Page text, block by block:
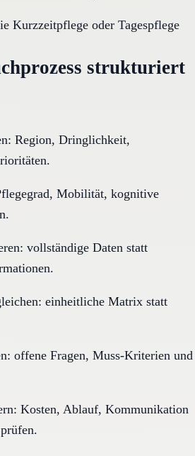
Kurzzeitpflege oder Tagespflege
strukturiert
Region, Dringlichkeit,
Mobilität, kognitive
vollständige Daten statt
einheitliche Matrix statt
offene Fragen, Muss-Kriterien und
Kosten, Ablauf, Kommunikation